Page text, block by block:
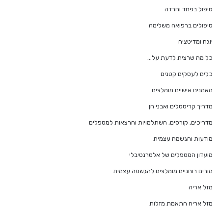
טיפול בפחד וחרדה
טיפולים ברפואה משלימה
יוגה ומדיטציה
כל מה שרצית לדעת על…
כלים לעסקים קטנים
מאמנים אישיים מומלצים
מדריך קריסטלים ואבני חן
מדריכים, קורסים, השתלמויות והרצאות למטפלים
מודעות והגשמה עצמית
מועדון המטפלים של אלטרנטיבלי
מורים רוחניים מומלצים להגשמה עצמית
מזל אריה
מזל אריה התאמת מזלות